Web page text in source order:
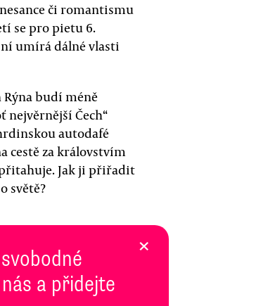
či romantismu
se pro pietu 6.
ní umírá dálné vlasti
Rýna budí méně
nejvěrnější Čech“
autodafé
cestě za královstvím
Jak ji přiřadit
světě?
a přidejte
×